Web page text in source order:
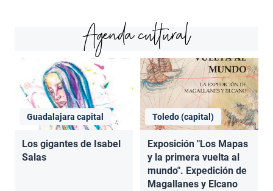
Agenda cultural
Guadalajara capital
Los gigantes de Isabel
Salas
Toledo (capital)
Exposición "Los Mapas
y la primera vuelta al
mundo". Expedición de
Magallanes y Elcano